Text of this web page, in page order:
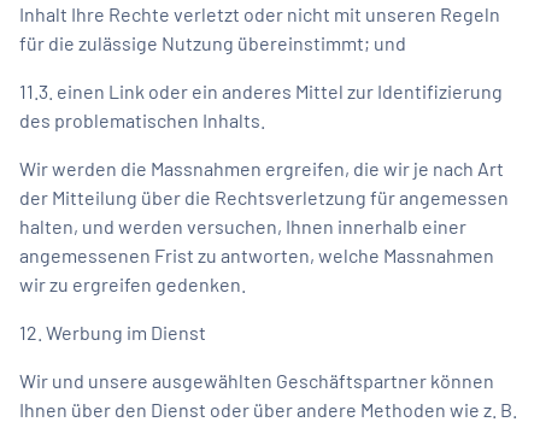
Inhalt Ihre Rechte verletzt oder nicht mit unseren Regeln
für die zulässige Nutzung übereinstimmt; und
11.3. einen Link oder ein anderes Mittel zur Identifizierung
des problematischen Inhalts.
Wir werden die Massnahmen ergreifen, die wir je nach Art
der Mitteilung über die Rechtsverletzung für angemessen
halten, und werden versuchen, Ihnen innerhalb einer
angemessenen Frist zu antworten, welche Massnahmen
wir zu ergreifen gedenken.
12. Werbung im Dienst
Wir und unsere ausgewählten Geschäftspartner können
Ihnen über den Dienst oder über andere Methoden wie z. B.